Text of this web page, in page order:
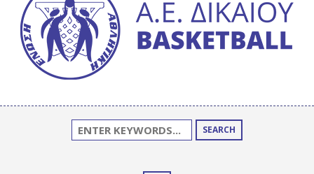
SEARCH